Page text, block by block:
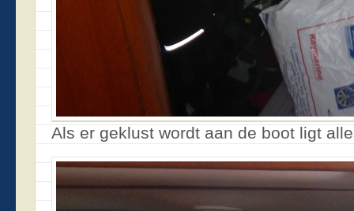
Als er geklust wordt aan de boot ligt